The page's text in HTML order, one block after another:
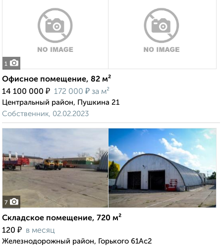
1
Офисное помещение, 82 м²
14 100 000 ₽ 172 000 ₽ за м²
Центральный район, Пушкина 21
Собственник, 02.02.2023
7
Складское помещение, 720 м²
120 ₽ в месяц
Железнодорожный район, Горького 61Ас2